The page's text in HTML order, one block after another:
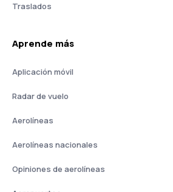
Traslados
Aprende más
Aplicación móvil
Radar de vuelo
Aerolíneas
Aerolíneas nacionales
Opiniones de aerolíneas